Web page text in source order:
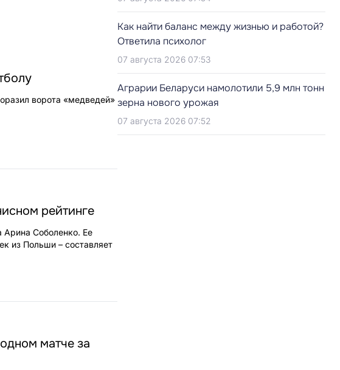
ворота «медведей»
рeйтинге
Арина Соболенко. Ее
из Польши – составляет
матче за
Как найти баланс между жизнью и работой?
Ответила психолог
07 августа 2026 07:53
Аграрии Беларуси намолотили 5,9 млн тонн
зерна нового урожая
07 августа 2026 07:52